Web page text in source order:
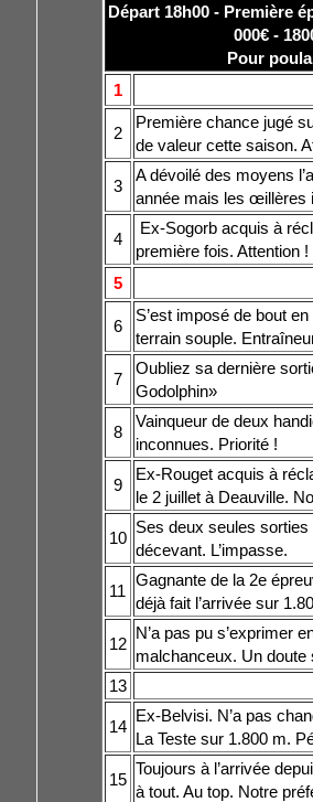
Départ 18h00 - Première
000€ -
Pour
1
2
Première chance jugé
de valeur cette saison.
3
A dévoilé des moyens
année mais les œillères
4
Ex-Sogorb acquis à
première fois. Attention !
5
6
S’est imposé de bout
terrain souple.
7
Oubliez sa dernière
Godolphin»
8
Vainqueur de deux
inconnues. Priorité !
9
Ex-Rouget acquis à
le 2 juillet à Deauville.
10
Ses deux seules sorties
décevant. L’impasse.
11
Gagnante de la 2e
déjà fait l’arrivée sur
12
N’a pas pu s’exprimer
malchanceux. Un doute
13
14
Ex-Belvisi. N’a pas
La Teste sur 1.800 m.
15
Toujours à l’arrivée
à tout. Au top. Notre